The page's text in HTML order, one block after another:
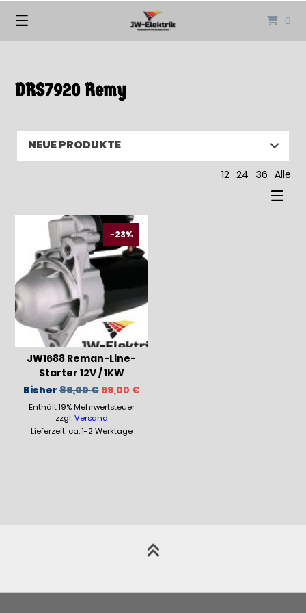
0
DRS7920 Remy
12 24 36 Alle
-23%
JW1688 Reman-Line-
Starter 12V / 1KW
Bisher89,00€ Ursprünglicher
Preis
war:
89,00 €
69,00 €Aktueller
Enthält 19% Mehrwertsteuer
zzgl.Versand
Lieferzeit: ca. 1-2 Werktage